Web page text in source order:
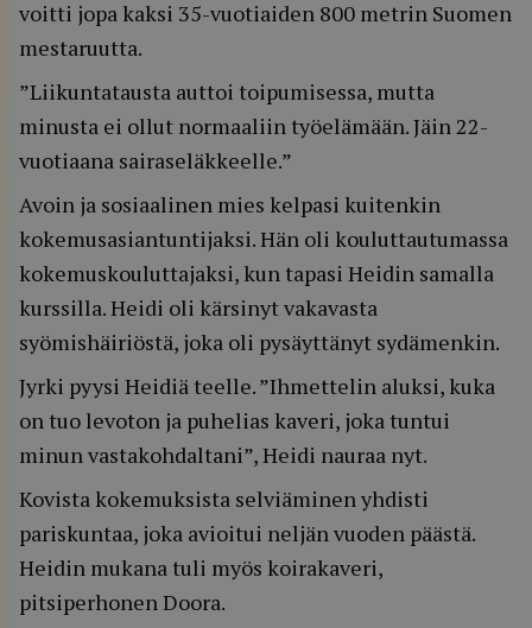
voitti jopa kaksi 35-vuotiaiden 800 metrin Suomen
mestaruutta.
”Liikuntatausta auttoi toipumisessa, mutta
minusta ei ollut normaaliin työelämään. Jäin 22-
vuotiaana sairaseläkkeelle.”
Avoin ja sosiaalinen mies kelpasi kuitenkin
kokemusasiantuntijaksi. Hän oli kouluttautumassa
kokemuskouluttajaksi, kun tapasi Heidin samalla
kurssilla. Heidi oli kärsinyt vakavasta
syömishäiriöstä, joka oli pysäyttänyt sydämenkin.
Jyrki pyysi Heidiä teelle. ”Ihmettelin aluksi, kuka
on tuo levoton ja puhelias kaveri, joka tuntui
minun vastakohdaltani”, Heidi nauraa nyt.
Kovista kokemuksista selviäminen yhdisti
pariskuntaa, joka avioitui neljän vuoden päästä.
Heidin mukana tuli myös koirakaveri,
pitsiperhonen Doora.